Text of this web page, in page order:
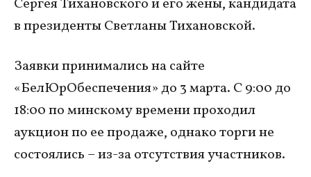
в президенты Светланы Тихановской.
Заявки принимались на сайте
«БелЮрОбеспечения» до 3 марта. С 9:00 до
18:00 по минскому времени проходил
аукцион по ее продаже, однако торги не
состоялись – из-за отсутствия участников.